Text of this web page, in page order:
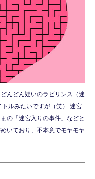
んどん疑いのラビリンス（迷
ルみたいですが（笑） 迷宮
の「迷宮入りの事件」などと
いており、不本意でモヤモヤ